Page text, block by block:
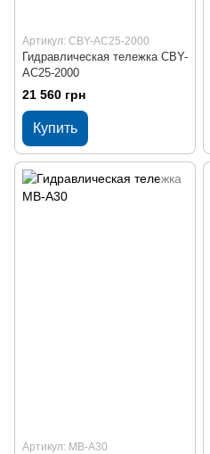
Артикул: CBY-AC25-2000
Гидравлическая тележка CBY-
AC25-2000
21 560 грн
Купить
Артикул: MB-A30